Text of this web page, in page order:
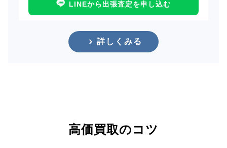
LINEから出張査定を申し込む
詳しくみる
高価買取のコツ